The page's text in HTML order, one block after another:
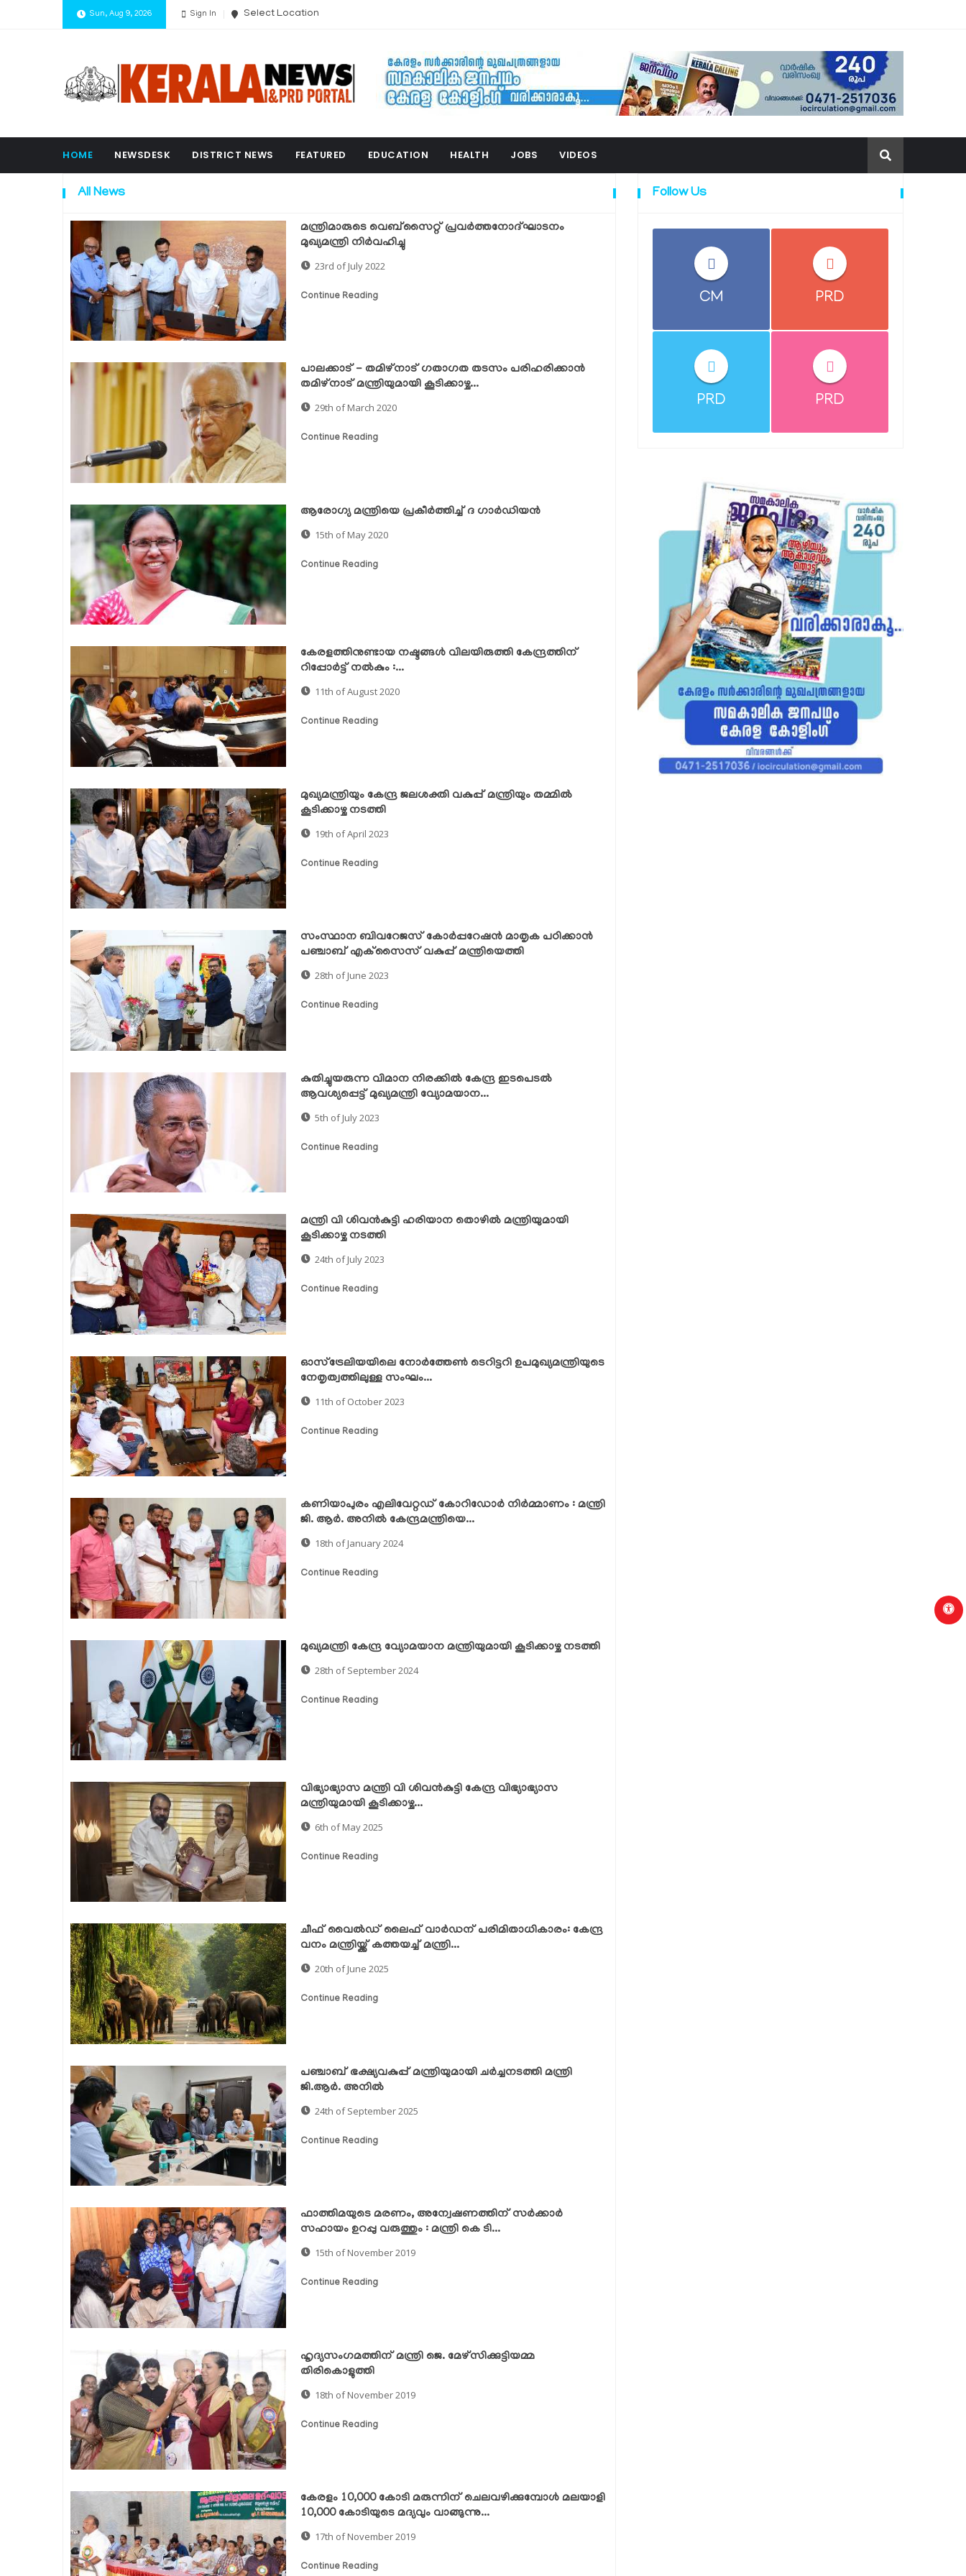
Sun, Aug 9, 2026 Sign In Select Location
HOME NEWSDESK DISTRICT NEWS FEATURED EDUCATION HEALTH JOBS VIDEOS
All News
മന്ത്രിമാരുടെ വെബ്‌സൈറ്റ് പ്രവര്‍ത്തനോദ്ഘാടനം
മുഖ്യമന്ത്രി നിര്‍വഹിച്ചു
23rd of July 2022
Continue Reading
പാലക്കാട് - തമിഴ്നാട് ഗതാഗത തടസം പരിഹരിക്കാൻ
തമിഴ്നാട് മന്ത്രിയുമായി കൂടിക്കാഴ്ച...
29th of March 2020
Continue Reading
ആരോഗ്യ മന്ത്രിയെ പ്രകീര്‍ത്തിച്ച് ദ ഗാർഡിയൻ
15th of May 2020
Continue Reading
കേരളത്തിനുണ്ടായ നഷ്ടങ്ങള്‍ വിലയിരുത്തി കേന്ദ്രത്തിന്
റിപ്പോര്‍ട്ട് നല്‍കും :...
11th of August 2020
Continue Reading
മുഖ്യമന്ത്രിയും കേന്ദ്ര ജലശക്തി വകുപ്പ് മന്ത്രിയും തമ്മിൽ
കൂടിക്കാഴ്ച നടത്തി
19th of April 2023
Continue Reading
സംസ്ഥാന ബിവറേജസ് കോർപ്പറേഷൻ മാതൃക പഠിക്കാൻ
പഞ്ചാബ് എക്‌സൈസ് വകുപ്പ് മന്ത്രിയെത്തി
28th of June 2023
Continue Reading
കുതിച്ചുയരുന്ന വിമാന നിരക്കിൽ കേന്ദ്ര ഇടപെടൽ
ആവശ്യപ്പെട്ട് മുഖ്യമന്ത്രി വ്യോമയാന...
5th of July 2023
Continue Reading
മന്ത്രി വി ശിവൻകുട്ടി ഹരിയാന തൊഴിൽ മന്ത്രിയുമായി
കൂടിക്കാഴ്ച നടത്തി
24th of July 2023
Continue Reading
ഓസ്‌ട്രേലിയയിലെ നോർത്തേൺ ടെറിട്ടറി ഉപമുഖ്യമന്ത്രിയുടെ
നേതൃത്വത്തിലുള്ള സംഘം...
11th of October 2023
Continue Reading
കണിയാപുരം എലിവേറ്റഡ് കോറിഡോർ നിർമ്മാണം : മന്ത്രി
ജി. ആർ. അനിൽ കേന്ദ്രമന്ത്രിയെ...
18th of January 2024
Continue Reading
മുഖ്യമന്ത്രി കേന്ദ്ര വ്യോമയാന മന്ത്രിയുമായി കൂടിക്കാഴ്ച നടത്തി
28th of September 2024
Continue Reading
വിഭ്യാഭ്യാസ മന്ത്രി വി ശിവൻകുട്ടി കേന്ദ്ര വിഭ്യാഭ്യാസ
മന്ത്രിയുമായി കൂടിക്കാഴ്ച...
6th of May 2025
Continue Reading
ചീഫ് വൈൽഡ് ലൈഫ് വാർഡന് പരിമിതാധികാരം: കേന്ദ്ര
വനം മന്ത്രിയ്ക്ക് കത്തയച്ച് മന്ത്രി...
20th of June 2025
Continue Reading
പഞ്ചാബ് ഭക്ഷ്യവകുപ്പ് മന്ത്രിയുമായി ചർച്ചനടത്തി മന്ത്രി
ജി.ആർ. അനിൽ
24th of September 2025
Continue Reading
ഫാത്തിമയുടെ മരണം, അന്വേഷണത്തിന് സര്‍ക്കാര്‍
സഹായം ഉറപ്പു വരുത്തും : മന്ത്രി കെ ടി...
15th of November 2019
Continue Reading
ഹൃദ്യസംഗമത്തിന് മന്ത്രി ജെ. മേഴ്‌സിക്കുട്ടിയമ്മ
തിരികൊളുത്തി
18th of November 2019
Continue Reading
കേരളം 10,000 കോടി മരുന്നിന് ചെലവഴിക്കുമ്പോള്‍ മലയാളി
10,000 കോടിയുടെ മദ്യവും വാങ്ങുന്നു...
17th of November 2019
Continue Reading
Follow Us
CM PRD
PRD PRD